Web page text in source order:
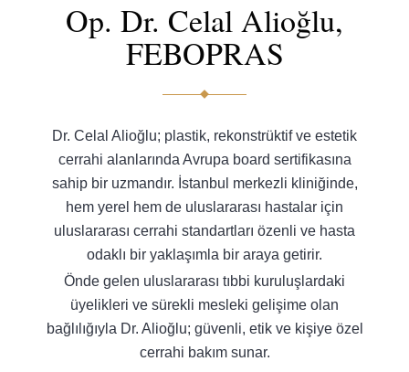
Op. Dr. Celal Alioğlu,
FEBOPRAS
Dr. Celal Alioğlu; plastik, rekonstrüktif ve estetik
cerrahi alanlarında Avrupa board sertifikasına
sahip bir uzmandır. İstanbul merkezli kliniğinde,
hem yerel hem de uluslararası hastalar için
uluslararası cerrahi standartları özenli ve hasta
odaklı bir yaklaşımla bir araya getirir.
Önde gelen uluslararası tıbbi kuruluşlardaki
üyelikleri ve sürekli mesleki gelişime olan
bağlılığıyla Dr. Alioğlu; güvenli, etik ve kişiye özel
cerrahi bakım sunar.